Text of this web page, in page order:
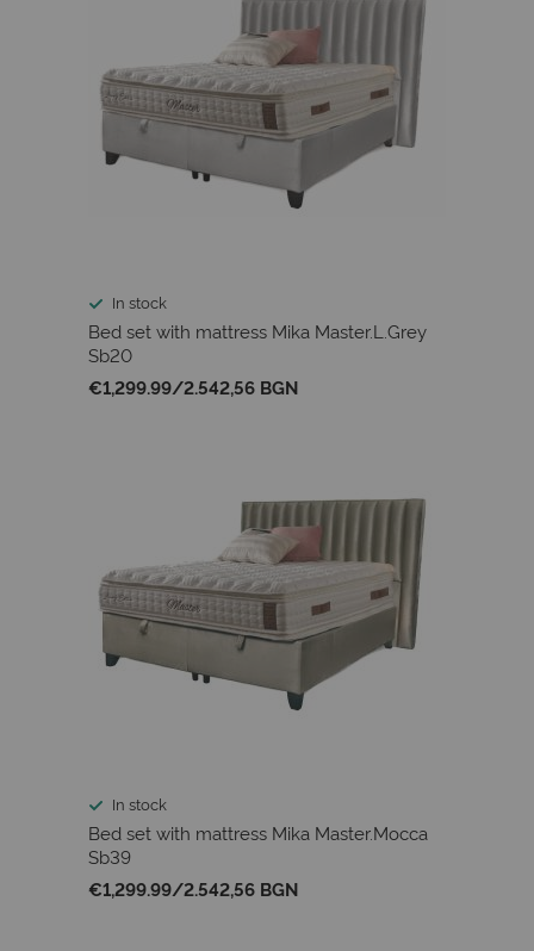
In stock
Bed set with mattress Mika Master.L.Grey
Sb20
€1,299.99/2.542,56 BGN
In stock
Bed set with mattress Mika Master.Mocca
Sb39
€1,299.99/2.542,56 BGN